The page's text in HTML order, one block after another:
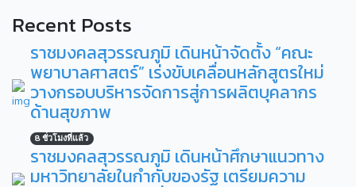
Recent Posts
ราชมงคลสุวรรณภูมิ เดินหน้าจัดตั้ง “คณะ
พยาบาลศาสตร์” เร่งขับเคลื่อนหลักสูตรใหม่
วางกรอบบริหารจัดการสู่การผลิตบุคลากร
ด้านสุขภาพ
8 ชั่วโมงที่แล้ว
ราชมงคลสุวรรณภูมิ เดินหน้าศึกษาแนวทาง
มหาวิทยาลัยในกำกับของรัฐ เตรียมความ